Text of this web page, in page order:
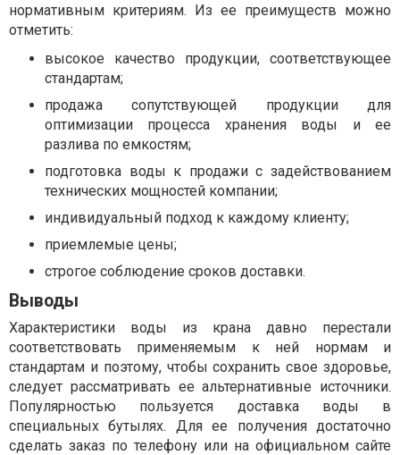
нормативным критериям. Из ее преимуществ можно
отметить:
высокое качество продукции, соответствующее
стандартам;
продажа сопутствующей продукции для
оптимизации процесса хранения воды и ее
разлива по емкостям;
подготовка воды к продажи с задействованием
технических мощностей компании;
индивидуальный подход к каждому клиенту;
приемлемые цены;
строгое соблюдение сроков доставки.
Выводы
Характеристики воды из крана давно перестали
соответствовать применяемым к ней нормам и
стандартам и поэтому, чтобы сохранить свое здоровье,
следует рассматривать ее альтернативные источники.
Популярностью пользуется доставка воды в
специальных бутылях. Для ее получения достаточно
сделать заказ по телефону или на официальном сайте